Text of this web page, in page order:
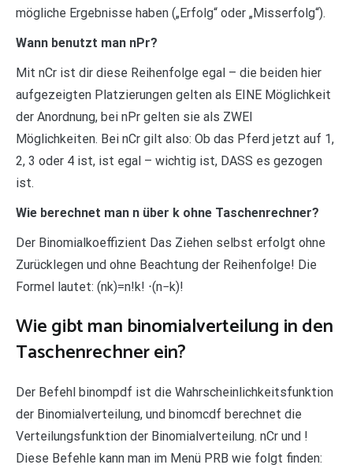
mögliche Ergebnisse haben („Erfolg“ oder „Misserfolg“).
Wann benutzt man nPr?
Mit nCr ist dir diese Reihenfolge egal – die beiden hier
aufgezeigten Platzierungen gelten als EINE Möglichkeit
der Anordnung, bei nPr gelten sie als ZWEI
Möglichkeiten. Bei nCr gilt also: Ob das Pferd jetzt auf 1,
2, 3 oder 4 ist, ist egal – wichtig ist, DASS es gezogen
ist.
Wie berechnet man n über k ohne Taschenrechner?
Der Binomialkoeffizient Das Ziehen selbst erfolgt ohne
Zurücklegen und ohne Beachtung der Reihenfolge! Die
Formel lautet: (nk)=n!k! ⋅(n−k)!
Wie gibt man binomialverteilung in den
Taschenrechner ein?
Der Befehl binompdf ist die Wahrscheinlichkeitsfunktion
der Binomialverteilung, und binomcdf berechnet die
Verteilungsfunktion der Binomialverteilung. nCr und !
Diese Befehle kann man im Menü PRB wie folgt finden: